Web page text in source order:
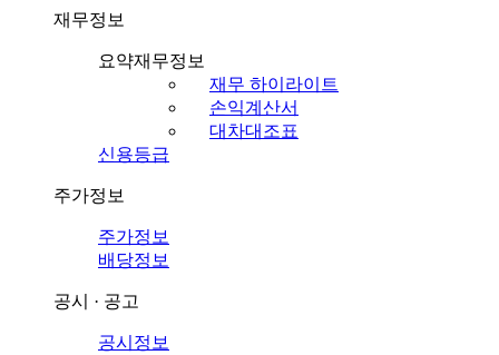
재무정보
요약재무정보
재무 하이라이트
손익계산서
대차대조표
신용등급
주가정보
주가정보
배당정보
공시 · 공고
공시정보